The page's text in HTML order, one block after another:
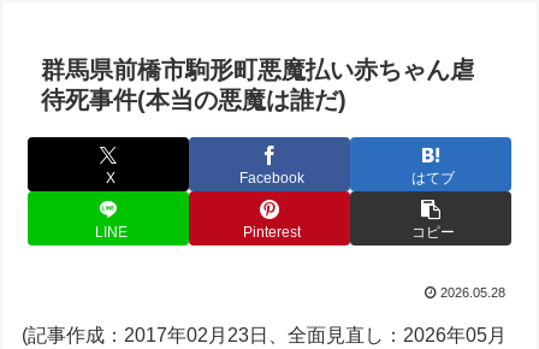
群馬県前橋市駒形町悪魔払い赤ちゃん虐
待死事件(本当の悪魔は誰だ)
X Facebook はてブ
LINE Pinterest コピー
2026.05.28
(記事作成：2017年02月23日、全面見直し：2026年05月